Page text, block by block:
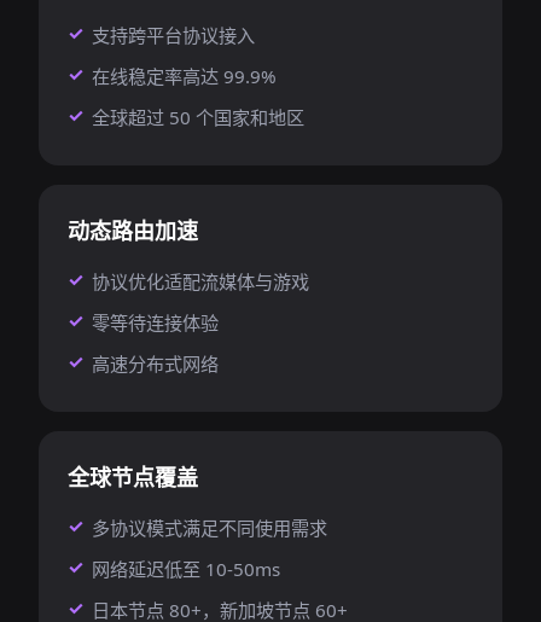
支持跨平台协议接入
在线稳定率高达 99.9%
全球超过 50 个国家和地区
动态路由加速
协议优化适配流媒体与游戏
零等待连接体验
高速分布式网络
全球节点覆盖
多协议模式满足不同使用需求
网络延迟低至 10-50ms
日本节点 80+，新加坡节点 60+